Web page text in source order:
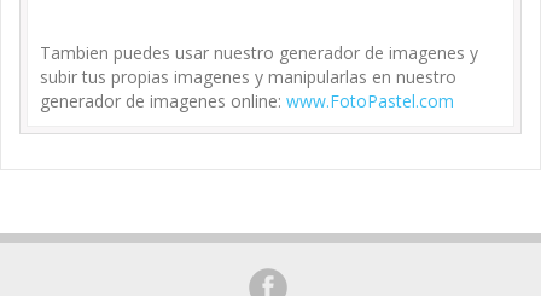
Tambien puedes usar nuestro generador de imagenes y
subir tus propias imagenes y manipularlas en nuestro
generador de imagenes online: www.FotoPastel.com